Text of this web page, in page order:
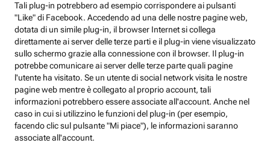
Tali plug-in potrebbero ad esempio corrispondere ai pulsanti
"Like" di Facebook. Accedendo ad una delle nostre pagine web,
dotata di un simile plug-in, il browser Internet si collega
direttamente ai server delle terze parti e il plug-in viene visualizzato
sullo schermo grazie alla connessione con il browser. Il plug-in
potrebbe comunicare ai server delle terze parte quali pagine
l'utente ha visitato. Se un utente di social network visita le nostre
pagine web mentre è collegato al proprio account, tali
informazioni potrebbero essere associate all'account. Anche nel
caso in cui si utilizzino le funzioni del plug-in (per esempio,
facendo clic sul pulsante "Mi piace"), le informazioni saranno
associate all'account.